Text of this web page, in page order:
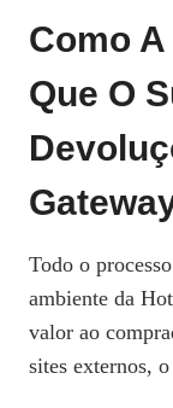
Como
Que O
Todo o
ambiente da
valor ao
sites externos,